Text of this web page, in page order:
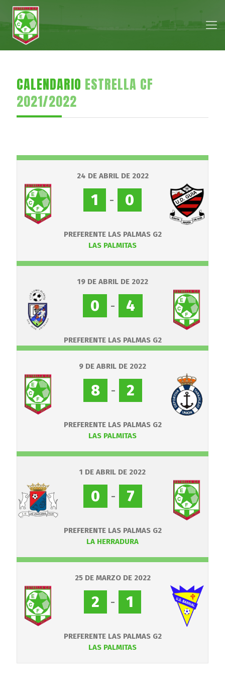
CALENDARIO ESTRELLA CF
2021/2022
24 DE ABRIL DE 2022
1 - 0
PREFERENTE LAS PALMAS G2
LAS PALMITAS
19 DE ABRIL DE 2022
0 - 4
PREFERENTE LAS PALMAS G2
9 DE ABRIL DE 2022
8 - 2
PREFERENTE LAS PALMAS G2
LAS PALMITAS
1 DE ABRIL DE 2022
0 - 7
PREFERENTE LAS PALMAS G2
LA HERRADURA
25 DE MARZO DE 2022
2 - 1
PREFERENTE LAS PALMAS G2
LAS PALMITAS